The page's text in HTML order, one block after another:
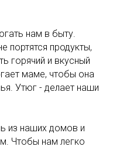
нам в быту.
портятся продукты,
горячий и вкусный
маме, чтобы она
Утюг - делает наши
из наших домов и
Чтобы нам легко